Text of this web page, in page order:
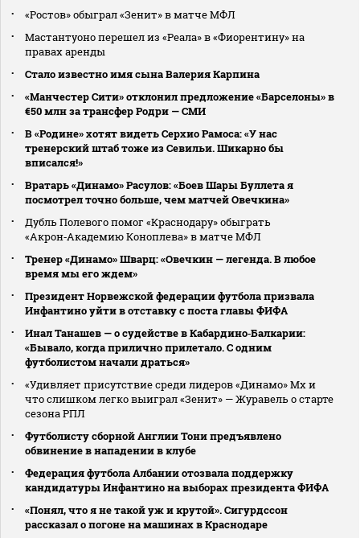
«Ростов» обыграл «Зенит» в матче МФЛ
Мастантуоно перешел из «Реала» в «Фиорентину» на
правах аренды
Стало известно имя сына Валерия Карпина
«Манчестер Сити» отклонил предложение «Барселоны» в
€50 млн за трансфер Родри — СМИ
В «Родине» хотят видеть Серхио Рамоса: «У нас
тренерский штаб тоже из Севильи. Шикарно бы
вписался!»
Вратарь «Динамо» Расулов: «Боев Шары Буллета я
посмотрел точно больше, чем матчей Овечкина»
Дубль Полевого помог «Краснодару» обыграть
«Акрон‑Академию Коноплева» в матче МФЛ
Тренер «Динамо» Шварц: «Овечкин — легенда. В любое
время мы его ждем»
Президент Норвежской федерации футбола призвала
Инфантино уйти в отставку с поста главы ФИФА
Инал Танашев — о судействе в Кабардино‑Балкарии:
«Бывало, когда прилично прилетало. С одним
футболистом начали драться»
«Удивляет присутствие среди лидеров «Динамо» Мх и
что слишком легко выиграл «Зенит» — Журавель о старте
сезона РПЛ
Футболисту сборной Англии Тони предъявлено
обвинение в нападении в клубе
Федерация футбола Албании отозвала поддержку
кандидатуры Инфантино на выборах президента ФИФА
«Понял, что я не такой уж и крутой». Сигурдссон
рассказал о погоне на машинах в Краснодаре